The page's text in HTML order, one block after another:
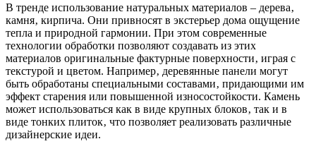
В тренде использование натуральных материалов – дерева‚
камня‚ кирпича. Они привносят в экстерьер дома ощущение
тепла и природной гармонии. При этом современные
технологии обработки позволяют создавать из этих
материалов оригинальные фактурные поверхности‚ играя с
текстурой и цветом. Например‚ деревянные панели могут
быть обработаны специальными составами‚ придающими им
эффект старения или повышенной износостойкости. Камень
может использоваться как в виде крупных блоков‚ так и в
виде тонких плиток‚ что позволяет реализовать различные
дизайнерские идеи.